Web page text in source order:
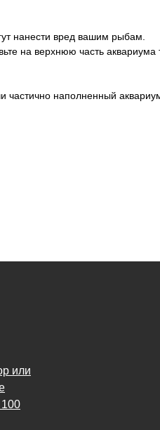
нанести вред вашим рыбам.
на верхнюю часть аквариума
частично наполненный
или